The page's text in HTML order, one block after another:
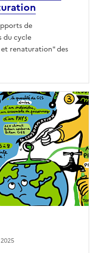
de
du cycle
renaturation" des